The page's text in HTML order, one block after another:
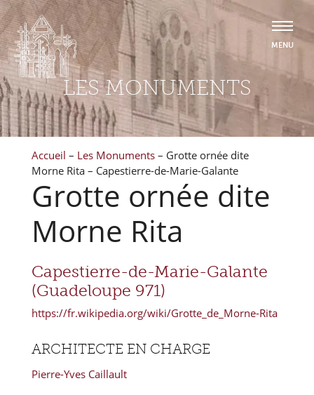
LES MONUMENTS
Accueil – Les Monuments – Grotte ornée dite
Morne Rita – Capestierre-de-Marie-Galante
Grotte ornée dite
Morne Rita
Capestierre-de-Marie-Galante
(Guadeloupe 971)
https://fr.wikipedia.org/wiki/Grotte_de_Morne-Rita
ARCHITECTE EN CHARGE
Pierre-Yves Caillault